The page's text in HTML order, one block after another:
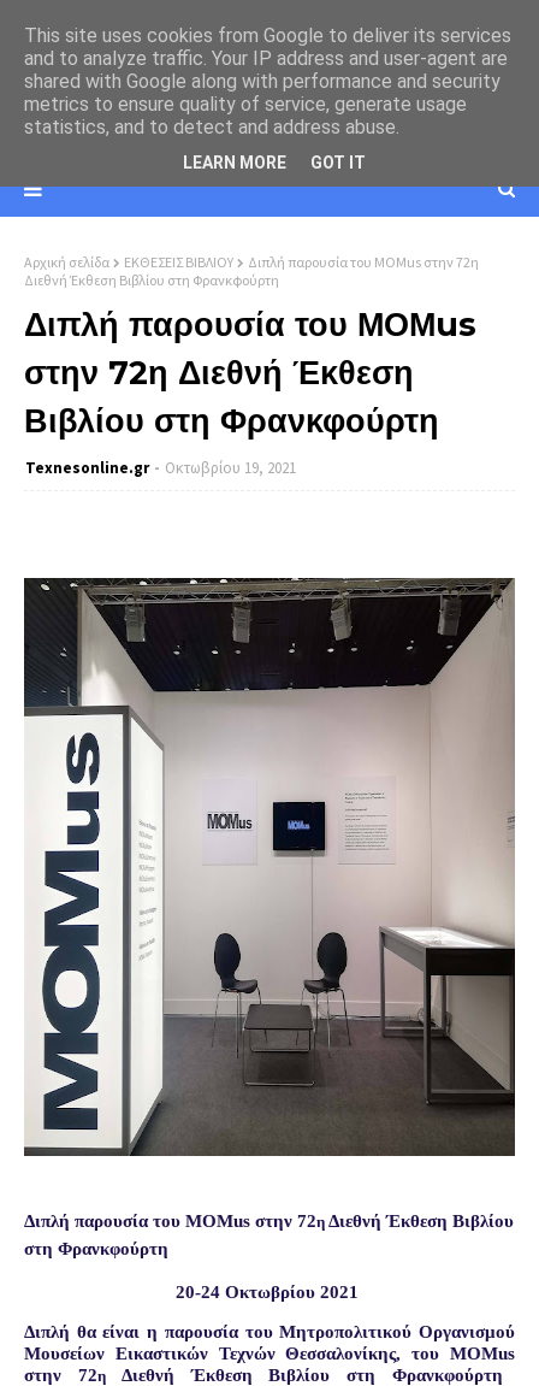
Αρχική σελίδα ΕΚΘΕΣΕΙΣ ΒΙΒΛΙΟΥ
Διπλή παρουσία του ΜΟΜus στην 72η
Διεθνή Έκθεση Βιβλίου στη Φρανκφούρτη
Διπλή παρουσία του ΜΟΜus
στην 72η Διεθνή Έκθεση
Βιβλίου στη Φρανκφούρτη
Texnesοnline.gr Οκτωβρίου 19, 2021
Διπλή παρουσία του ΜΟΜus στην 72η Διεθνή Έκθεση Βιβλίου
στη Φρανκφούρτη
20-24 Οκτωβρίου 2021
Διπλή θα είναι η παρουσία του Μητροπολιτικού Οργανισμού
Μουσείων Εικαστικών Τεχνών Θεσσαλονίκης, του MOMus
στην 72ηΔιεθνή Έκθεση Βιβλίου στη Φρανκφούρτη
This site uses cookies from Google to deliver its services
and to analyze traffic. Your IP address and user-agent are
shared with Google along with performance and security
metrics to ensure quality of service, generate usage
statistics, and to detect and address abuse.
LEARN MORE GOT IT